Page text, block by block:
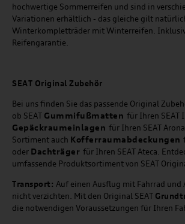
hochwertige Sommerreifen und sind in
Variationen erhältlich - das gleiche gilt
Winterkompletträder mit Winterreifen.
Reifengarantie.
SEAT Original Zubehör
Bei uns finden Sie das passende Original
ob SEAT Gummifußmatten für Ihren SEAT
Gepäckraumeinlagen für Ihren SEAT
Sortiment auch Kofferraumabdeckungen
oder Dachträger für Ihren SEAT Ateca.
umfassende Produktsortiment von SEAT
Transport: Auf einen Ausflug mit Fahrrad und
nicht verzichten. Mit den Original SEAT
die notwendigen Voraussetzungen für Ihren